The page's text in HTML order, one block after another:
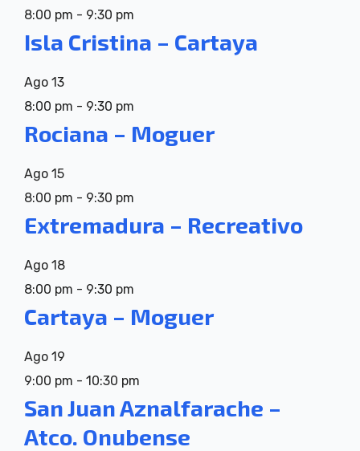
8:00 pm - 9:30 pm
Isla Cristina – Cartaya
Ago 13
8:00 pm - 9:30 pm
Rociana – Moguer
Ago 15
8:00 pm - 9:30 pm
Extremadura – Recreativo
Ago 18
8:00 pm - 9:30 pm
Cartaya – Moguer
Ago 19
9:00 pm - 10:30 pm
San Juan Aznalfarache –
Atco. Onubense